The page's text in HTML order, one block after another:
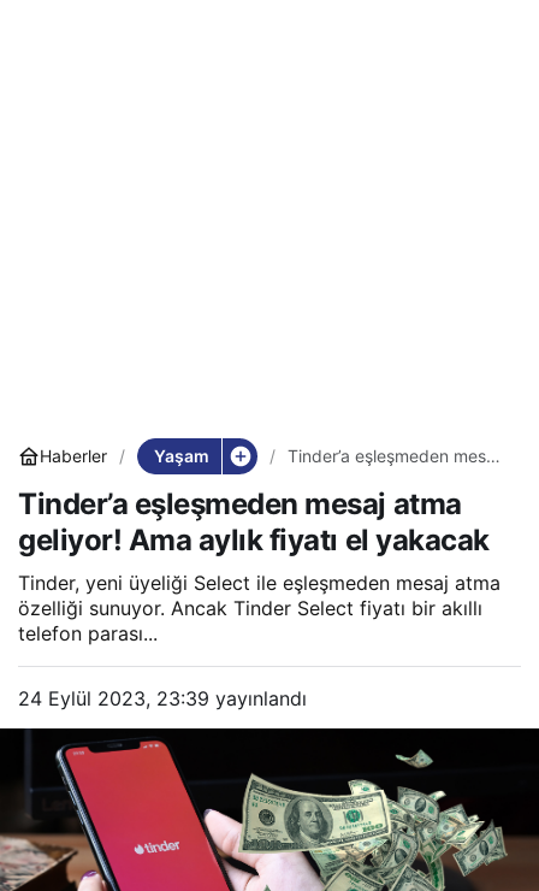
Haberler Yaşam
Tinder’a eşleşmeden mesaj
fiyatı el yakacak
Tinder’a eşleşmeden mesaj atma
geliyor! Ama aylık fiyatı el yakacak
Tinder, yeni üyeliği Select ile eşleşmeden mesaj atma
özelliği sunuyor. Ancak Tinder Select fiyatı bir akıllı
telefon parası...
24 Eylül 2023, 23:39 yayınlandı